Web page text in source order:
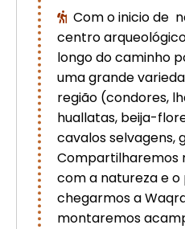
Com o inicio de
centro
longo do caminho
uma grande
região (condores,
huallatas, beija-
cavalos selvagens,
Compartilharemos
com a natureza e
chegarmos a
montaremos